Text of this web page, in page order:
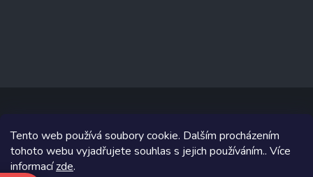
Tento web používá soubory cookie. Dalším procházením
tohoto webu vyjadřujete souhlas s jejich používáním.. Více
informacízde.
Copyright 2026www.prizealize.cz. Všechna práva vyhrazena.
Grafický návrh vytvořil a na Shoptet implementoval